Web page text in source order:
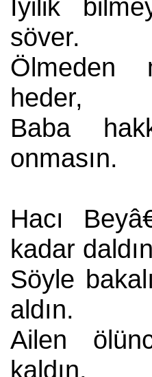
İyilik
söver.
Ölmeden
heder,
Baba
onmasın.
Hacı
kadar
Söyle
aldın.
Ailen
kaldın,